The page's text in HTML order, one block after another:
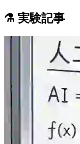
⚗️ 実験記事